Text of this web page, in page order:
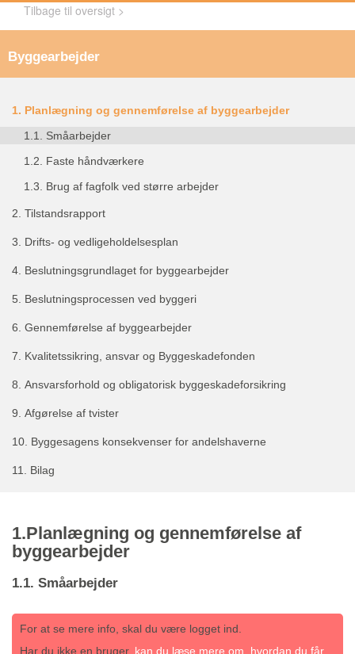
Tilbage til oversigt >
Byggearbejder
1. Planlægning og gennemførelse af byggearbejder
1.1. Småarbejder
1.2. Faste håndværkere
1.3. Brug af fagfolk ved større arbejder
2. Tilstandsrapport
3. Drifts- og vedligeholdelsesplan
4. Beslutningsgrundlaget for byggearbejder
5. Beslutningsprocessen ved byggeri
6. Gennemførelse af byggearbejder
7. Kvalitetssikring, ansvar og Byggeskadefonden
8. Ansvarsforhold og obligatorisk byggeskadeforsikring
9. Afgørelse af tvister
10. Byggesagens konsekvenser for andelshaverne
11. Bilag
1.Planlægning og gennemførelse af
byggearbejder
1.1. Småarbejder
For at se mere info, skal du være logget ind.
Har du ikke en bruger, kan du læse mere om, hvordan du får